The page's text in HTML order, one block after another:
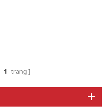
1 trang